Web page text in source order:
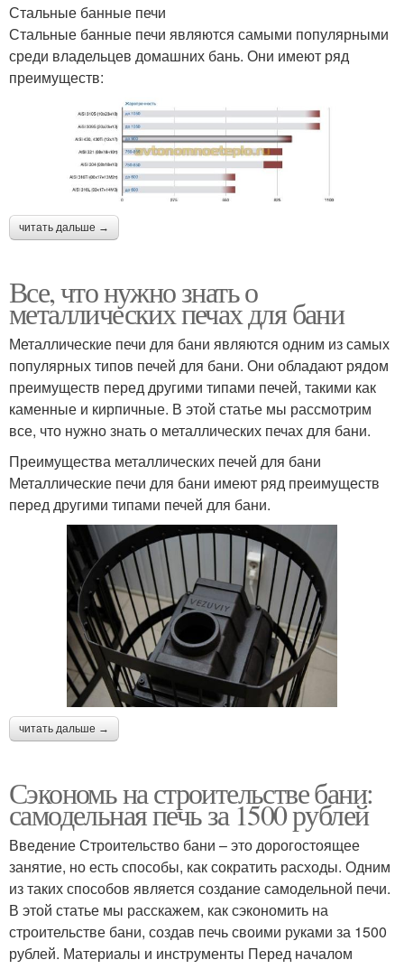
Стальные банные печи
Стальные банные печи являются самыми популярными
среди владельцев домашних бань. Они имеют ряд
преимуществ:
читать дальше →
Все, что нужно знать о
металлических печах для бани
Металлические печи для бани являются одним из самых
популярных типов печей для бани. Они обладают рядом
преимуществ перед другими типами печей, такими как
каменные и кирпичные. В этой статье мы рассмотрим
все, что нужно знать о металлических печах для бани.
Преимущества металлических печей для бани
Металлические печи для бани имеют ряд преимуществ
перед другими типами печей для бани.
читать дальше →
Сэкономь на строительстве бани:
самодельная печь за 1500 рублей
Введение Строительство бани – это дорогостоящее
занятие, но есть способы, как сократить расходы. Одним
из таких способов является создание самодельной печи.
В этой статье мы расскажем, как сэкономить на
строительстве бани, создав печь своими руками за 1500
рублей. Материалы и инструменты Перед началом